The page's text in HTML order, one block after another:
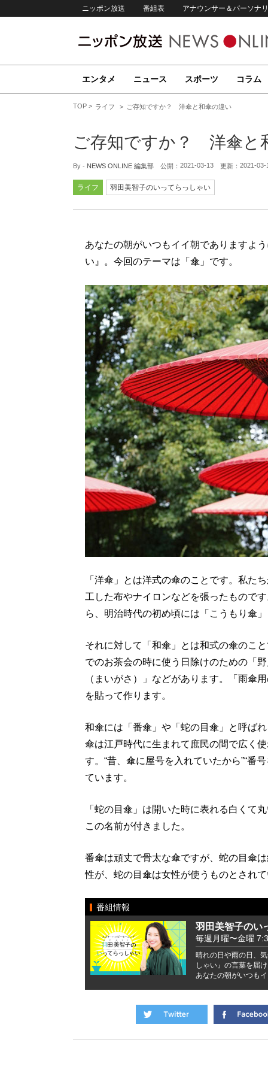
ニッポン放送 番組表 アナウンサー＆パーソナ
エンタメ ニュース スポーツ コラム
TOP ライフ ご存知ですか？ 洋傘と和傘の違い
ご存知ですか？ 洋傘と
By - NEWS ONLINE 編集部 公開： 2021-03-13 更新： 2021-03-
ライフ 羽田美智子のいってらっしゃい
あなたの朝がいつもイイ朝でありますよ
い』。今回のテーマは「傘」です。
「洋傘」とは洋式の傘のことです。私た
工した布やナイロンなどを張ったもので
ら、明治時代の初め頃には「こうもり傘
それに対して「和傘」とは和式の傘のこ
でのお茶会の時に使う日除けのための「
（まいがさ）」などがあります。「雨傘
を貼って作ります。
和傘には「番傘」や「蛇の目傘」と呼ば
傘は江戸時代に生まれて庶民の間で広く
す。“昔、傘に屋号を入れていたから”“番
ています。
「蛇の目傘」は開いた時に表れる白くて
この名前が付きました。
番傘は頑丈で骨太な傘ですが、蛇の目傘
性が、蛇の目傘は女性が使うものとされ
番組情報
羽田美智子のい
毎週月曜〜金曜
晴れの日や雨の日、
しゃい』の言葉を届
あなたの朝がいつも